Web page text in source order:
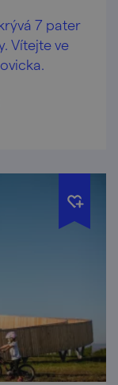
7 pater
Vítejte ve